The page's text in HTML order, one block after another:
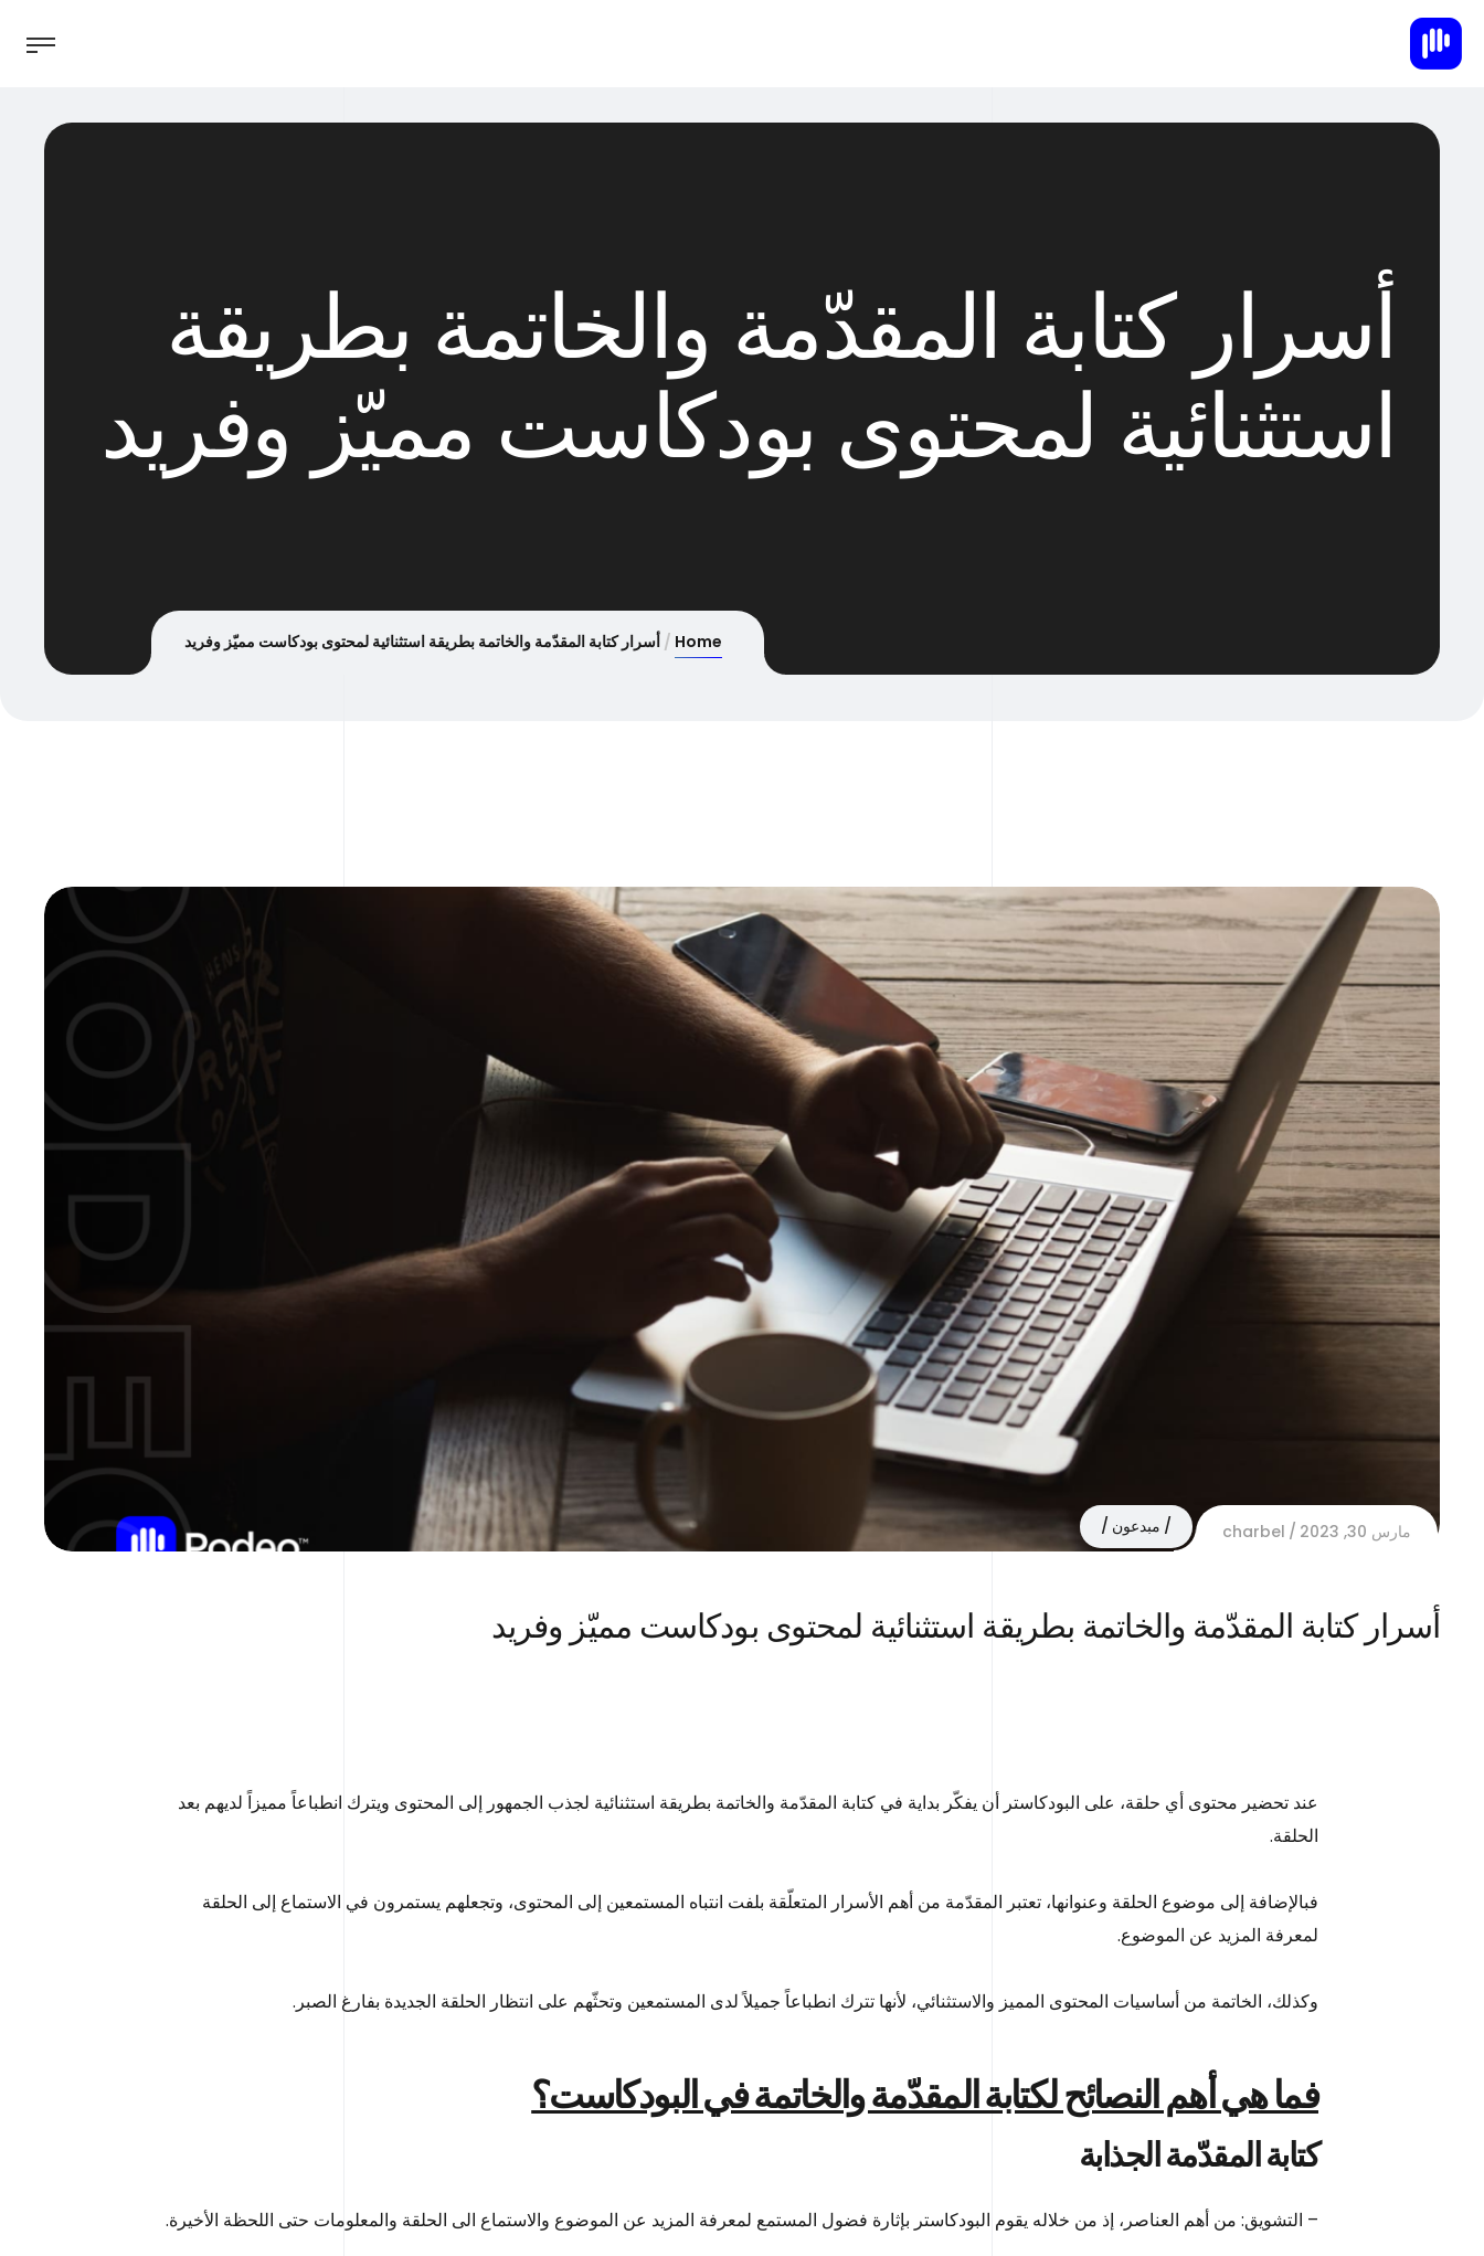
أسرار كتابة المقدّمة والخاتمة بطريقة
استثنائية لمحتوى بودكاست مميّز وفريد
Home أسرار كتابة المقدّمة والخاتمة بطريقة استثنائية لمحتوى بودكاست مميّز وفريد
مارس 30, 2023 charbel مبدعون
أسرار كتابة المقدّمة والخاتمة بطريقة استثنائية لمحتوى بودكاست مميّز وفريد
عند تحضير محتوى أي حلقة، على البودكاستر أن يفكّر بداية في كتابة المقدّمة والخاتمة بطريقة استثنائية لجذب الجمهور إلى المحتوى ويترك انطباعاً مميزاً لديهم بعد
الحلقة.
فبالإضافة إلى موضوع الحلقة وعنوانها، تعتبر المقدّمة من أهم الأسرار المتعلّقة بلفت انتباه المستمعين إلى المحتوى، وتجعلهم يستمرون في الاستماع إلى الحلقة
لمعرفة المزيد عن الموضوع.
وكذلك، الخاتمة من أساسيات المحتوى المميز والاستثنائي، لأنها تترك انطباعاً جميلاً لدى المستمعين وتحثّهم على انتظار الحلقة الجديدة بفارغ الصبر.
فما هي أهم النصائح لكتابة المقدّمة والخاتمة في البودكاست؟
كتابة المقدّمة الجذابة
– التشويق: من أهم العناصر، إذ من خلاله يقوم البودكاستر بإثارة فضول المستمع لمعرفة المزيد عن الموضوع والاستماع الى الحلقة والمعلومات حتى اللحظة الأخيرة.